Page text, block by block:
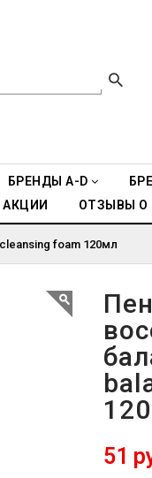
БРЕНДЫ A-D
АКЦИИ ОТЗЫВЫ О
foam 120мл
51